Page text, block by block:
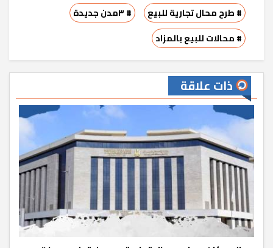
# طرح محال تجارية للبيع
# ٣مدن جديدة
# محالات للبيع بالمزاد
ذات علاقة